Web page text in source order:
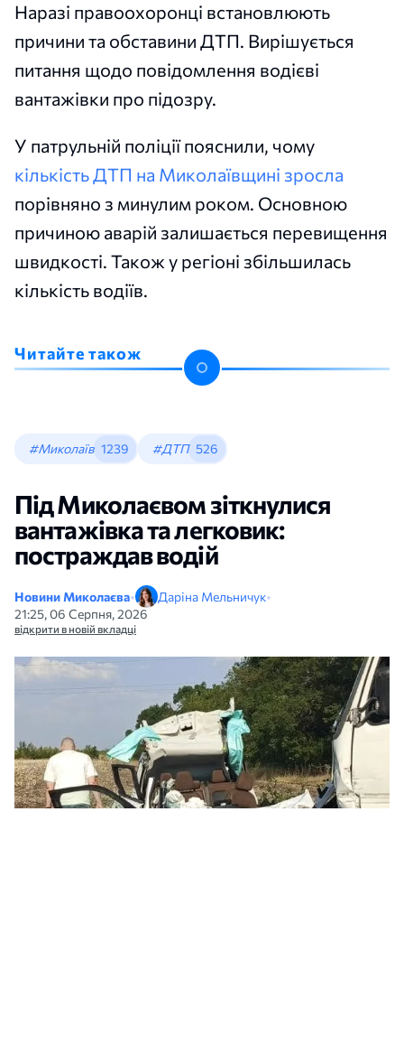
Наразі правоохоронці встановлюють
причини та обставини ДТП. Вирішується
питання щодо повідомлення водієві
вантажівки про підозру.
У патрульній поліції пояснили, чому
кількість ДТП на Миколаївщині зросла
порівняно з минулим роком. Основною
причиною аварій залишається перевищення
швидкості. Також у регіоні збільшилась
кількість водіїв.
Читайте також
#Миколаїв 1239 #ДТП 526
Під Миколаєвом зіткнулися
вантажівка та легковик:
постраждав водій
Новини Миколаєва• Даріна Мельничук•
21:25, 06 Серпня, 2026
відкрити в новій вкладці